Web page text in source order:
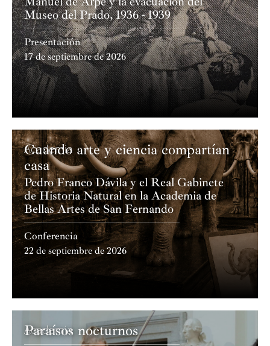
Museo del Prado, 1936 - 1939
Presentación
17 de septiembre de 2026
Academia
Cuando arte y ciencia compartían
casa
Pedro Franco Dávila y el Real Gabinete
de Historia Natural en la Academia de
Bellas Artes de San Fernando
Conferencia
22 de septiembre de 2026
Academia
Paraísos nocturnos